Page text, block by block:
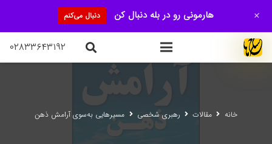
۰۲۸۳۳۶۴۳۱۹۲
خانه مقالات رهبری شخصی مسیرهایی به‌سوی آرامش ذهن
هارمونی رو در بله دنبال کن دنبال می‌کنم +